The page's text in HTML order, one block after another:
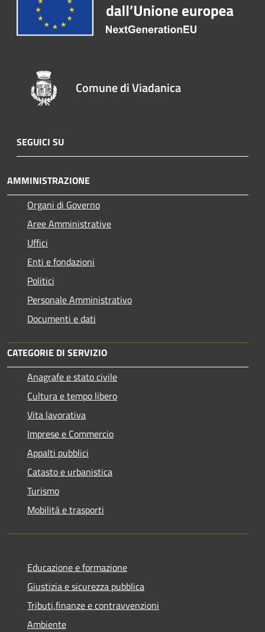
Comune di Viadanica
SEGUICI SU
AMMINISTRAZIONE
Organi di Governo
Aree Amministrative
Uffici
Enti e fondazioni
Politici
Personale Amministrativo
Documenti e dati
CATEGORIE DI SERVIZIO
Anagrafe e stato civile
Cultura e tempo libero
Vita lavorativa
Imprese e Commercio
Appalti pubblici
Catasto e urbanistica
Turismo
Mobilità e trasporti
Educazione e formazione
Giustizia e sicurezza pubblica
Tributi,finanze e contravvenzioni
Ambiente